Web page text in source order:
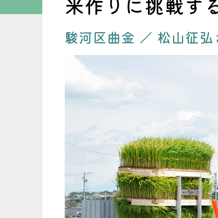
米作りに挑戦す
駿河区曲金 ／ 松山征弘